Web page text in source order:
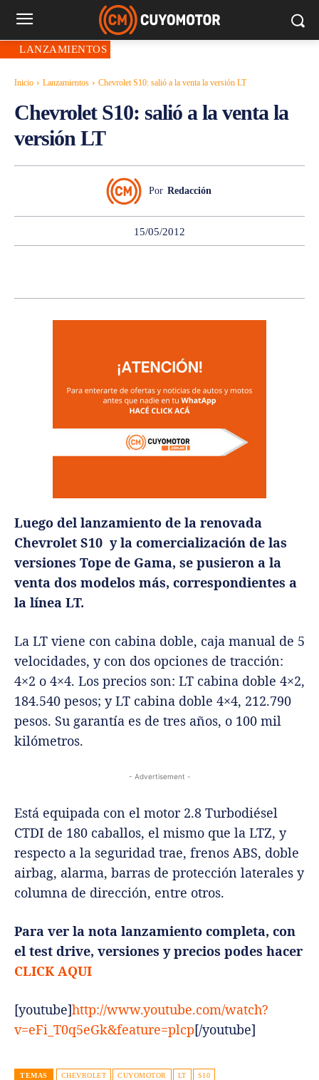
LANZAMIENTOS
Inicio Lanzamientos Chevrolet S10: salió a la venta la versión LT
Chevrolet S10: salió a la venta la
versión LT
Por Redacción
15/05/2012
Luego del lanzamiento de la renovada
Chevrolet S10 y la comercialización de las
versiones Tope de Gama, se pusieron a la
venta dos modelos más, correspondientes a
la línea LT.
La LT viene con cabina doble, caja manual de 5
velocidades, y con dos opciones de tracción:
4×2 o 4×4. Los precios son: LT cabina doble 4×2,
184.540 pesos; y LT cabina doble 4×4, 212.790
pesos. Su garantía es de tres años, o 100 mil
kilómetros.
- Advertisement -
Está equipada con el motor 2.8 Turbodiésel
CTDI de 180 caballos, el mismo que la LTZ, y
respecto a la seguridad trae, frenos ABS, doble
airbag, alarma, barras de protección laterales y
columna de dirección, entre otros.
Para ver la nota lanzamiento completa, con
el test drive, versiones y precios podes hacer
CLICK AQUI
[youtube]http://www.youtube.com/watch?
v=eFi_T0q5eGk&feature=plcp[/youtube]
TEMAS CHEVROLET CUYOMOTOR LT S10